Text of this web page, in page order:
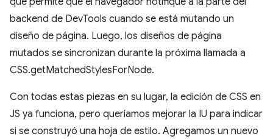
backend de DevTools cuando se está mutando un
diseño de página. Luego, los diseños de página
mutados se sincronizan durante la próxima llamada a
CSS.getMatchedStylesForNode.
Con todas estas piezas en su lugar, la edición de CSS en
JS ya funciona, pero queríamos mejorar la IU para indicar
si se construyó una hoja de estilo. Agregamos un nuevo